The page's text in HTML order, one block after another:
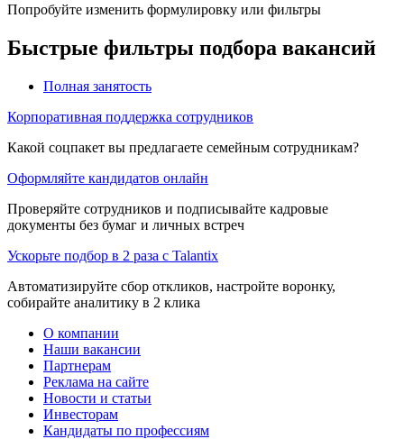
Попробуйте изменить формулировку или фильтры
Быстрые фильтры подбора вакансий
Полная занятость
Корпоративная поддержка сотрудников
Какой соцпакет вы предлагаете семейным сотрудникам?
Оформляйте кандидатов онлайн
Проверяйте сотрудников и подписывайте кадровые
документы без бумаг и личных встреч
Ускорьте подбор в 2 раза с Talantix
Автоматизируйте сбор откликов, настройте воронку,
собирайте аналитику в 2 клика
О компании
Наши вакансии
Партнерам
Реклама на сайте
Новости и статьи
Инвесторам
Кандидаты по профессиям